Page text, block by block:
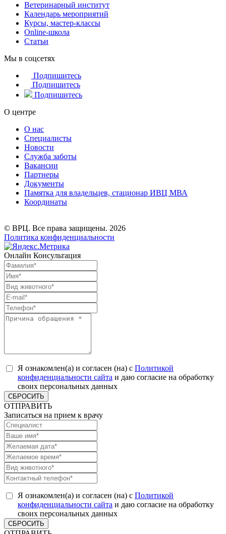
Ветеринарный институт
Календарь мероприятий
Курсы, мастер-классы
Online-школа
Статьи
Мы в соцсетях
Подпишитесь
Подпишитесь
Подпишитесь
О центре
О нас
Специалисты
Новости
Служба заботы
Вакансии
Партнеры
Документы
Памятка для владельцев, стационар ИВЦ МВА
Координаты
© ВРЦ. Все права защищены. 2026
Политика конфиденциальности
Онлайн Консультация
Я ознакомлен(а) и согласен (на) с Политикой
конфиденциальности сайта и даю согласие на обработку
своих персональных данных
СБРОСИТЬ
ОТПРАВИТЬ
Записаться на прием к врачу
Я ознакомлен(а) и согласен (на) с Политикой
конфиденциальности сайта и даю согласие на обработку
своих персональных данных
СБРОСИТЬ